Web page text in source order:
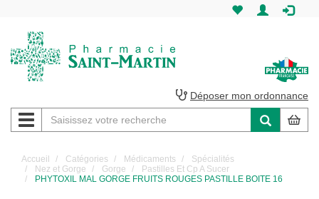
Martin
Pharmacie
Saint-
Martin
Déposer mon ordonnance
Navigation
Accueil Catégories Médicaments
Spécialités
Nez et Gorge
Gorge
Pastilles Et Cp A Sucer
PHYTOXIL MAL GORGE FRUITS ROUGES PASTILLE BOITE 16